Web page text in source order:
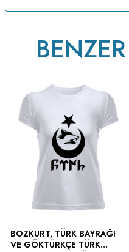
BOZKURT, TÜRK BAYRAĞI
VE GÖKTÜRKÇE TÜRK